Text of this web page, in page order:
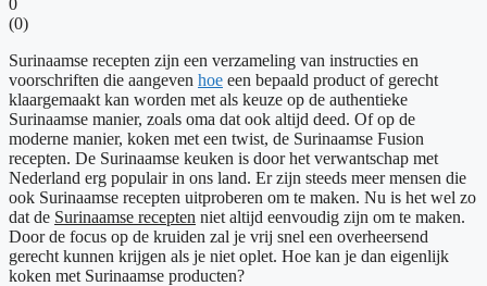
(0)
Surinaamse recepten zijn een verzameling van instructies en
voorschriften die aangeven hoe een bepaald product of gerecht
klaargemaakt kan worden met als keuze op de authentieke
Surinaamse manier, zoals oma dat ook altijd deed. Of op de
moderne manier, koken met een twist, de Surinaamse Fusion
recepten. De Surinaamse keuken is door het verwantschap met
Nederland erg populair in ons land. Er zijn steeds meer mensen die
ook Surinaamse recepten uitproberen om te maken. Nu is het wel zo
dat de Surinaamse recepten niet altijd eenvoudig zijn om te maken.
Door de focus op de kruiden zal je vrij snel een overheersend
gerecht kunnen krijgen als je niet oplet. Hoe kan je dan eigenlijk
koken met Surinaamse producten?